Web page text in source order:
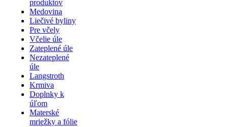
produktov
Medovina
Liečivé byliny
Pre včely
Včelie úle
Zateplené úle
Nezateplené
úle
Langstroth
Krmiva
Doplnky k
úľom
Materské
mriežky a fólie